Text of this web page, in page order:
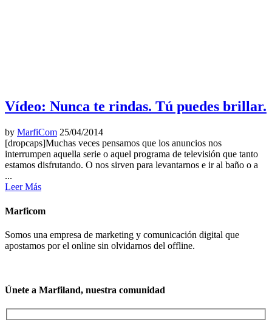
Vídeo: Nunca te rindas. Tú puedes brillar.
by MarfiCom 25/04/2014
[dropcaps]Muchas veces pensamos que los anuncios nos
interrumpen aquella serie o aquel programa de televisión que tanto
estamos disfrutando. O nos sirven para levantarnos e ir al baño o a
...
Leer Más
Marficom
Somos una empresa de marketing y comunicación digital que
apostamos por el online sin olvidarnos del offline.
Únete a Marfiland, nuestra comunidad